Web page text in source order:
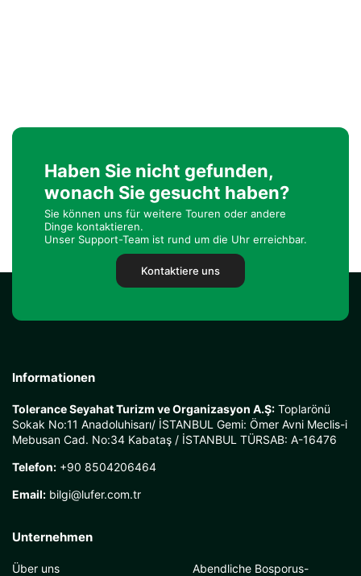
Haben Sie nicht gefunden,
wonach Sie gesucht haben?
Sie können uns für weitere Touren oder andere
Dinge kontaktieren.
Unser Support-Team ist rund um die Uhr erreichbar.
Kontaktiere uns
Informationen
Tolerance Seyahat Turizm ve Organizasyon A.Ş: Toplarönü
Sokak No:11 Anadoluhisarı/ İSTANBUL Gemi: Ömer Avni Meclis-i
Mebusan Cad. No:34 Kabataş / İSTANBUL TÜRSAB: A-16476
Telefon: +90 8504206464
Email: bilgi@lufer.com.tr
Unternehmen
Über uns
Abendliche Bosporus-